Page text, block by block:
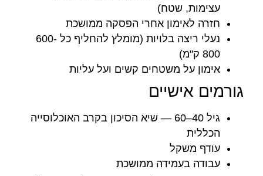
עצימות, שטח)
חזרה לאימון אחרי הפסקה ממושכת
נעלי ריצה בלויות (מומלץ להחליף כל 600-
800 ק"מ)
אימון על משטחים קשים ועל עליות
גורמים אישיים
גיל 40–60 — שיא הסיכון בקרב האוכלוסייה
הכללית
עודף משקל
עבודה בעמידה ממושכת